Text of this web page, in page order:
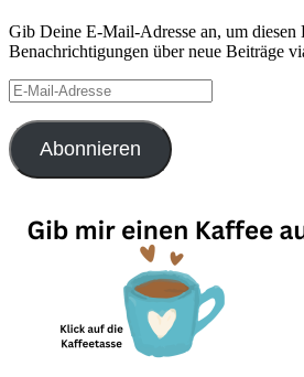
Gib Deine E-Mail-Adresse an, um diesen
Benachrichtigungen über neue Beiträge
E-
Mail-
Adresse
Abonnieren